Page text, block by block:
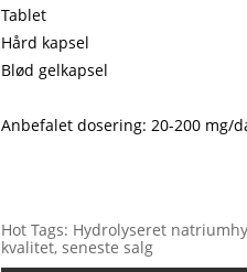
Tablet
Hård kapsel
Blød gelkapsel
Anbefalet dosering: 20-200 mg/
Hot Tags: Hydrolyseret
kvalitet, seneste salg